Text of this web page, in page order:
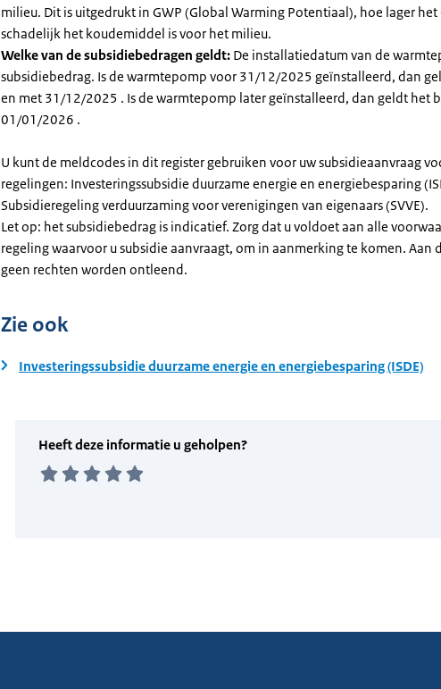
milieu. Dit is uitgedrukt in GWP (Global Warming Potentiaal), hoe lager het
schadelijk het koudemiddel is voor het milieu.
Welke van de subsidiebedragen geldt: De installatiedatum van de
subsidiebedrag. Is de warmtepomp voor 31/12/2025 geïnstalleerd, dan
en met 31/12/2025 . Is de warmtepomp later geïnstalleerd, dan geldt het
01/01/2026 .
U kunt de meldcodes in dit register gebruiken voor uw subsidieaanvraag
regelingen: Investeringssubsidie duurzame energie en energiebesparing
Subsidieregeling verduurzaming voor verenigingen van eigenaars (SVVE).
Let op: het subsidiebedrag is indicatief. Zorg dat u voldoet aan alle
regeling waarvoor u subsidie aanvraagt, om in aanmerking te komen. Aan
geen rechten worden ontleend.
Zie ook
Investeringssubsidie duurzame energie en energiebesparing (ISDE)